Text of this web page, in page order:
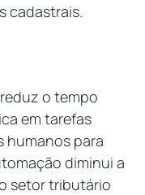
cadastrais.
o tempo
em tarefas
humanos para
diminui a
setor tributário